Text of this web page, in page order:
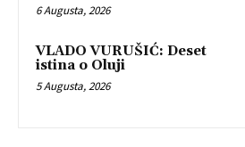
6 Augusta, 2026
VLADO VURUŠIĆ: Deset
istina o Oluji
5 Augusta, 2026